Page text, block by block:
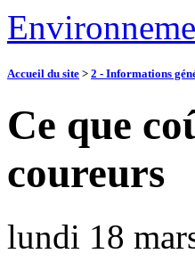
Accueil du site > 2 - Informations
Ce que
coureurs
lundi 18